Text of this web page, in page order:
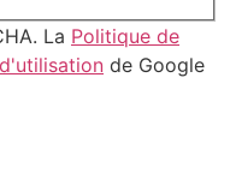
La Politique de
de Google